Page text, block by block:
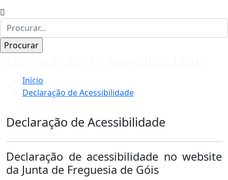
Início
Declaração de Acessibilidade
Declaração de Acessibilidade
Declaração de acessibilidade no website
da Junta de Freguesia de Góis